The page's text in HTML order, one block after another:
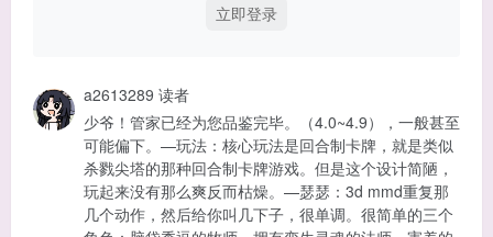
立即登录
a2613289 读者
少爷！管家已经为您品鉴完毕。（4.0~4.9），一般甚至
可能偏下。—玩法：核心玩法是回合制卡牌，就是类似
杀戮尖塔的那种回合制卡牌游戏。但是这个设计简陋，
玩起来没有那么爽反而枯燥。—瑟瑟：3d mmd重复那
几个动作，然后给你叫几下子，很单调。很简单的三个